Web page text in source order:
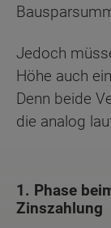
Jedoch
Höhe auch
Denn beide
die analog
1. Phase
Zinszahlung